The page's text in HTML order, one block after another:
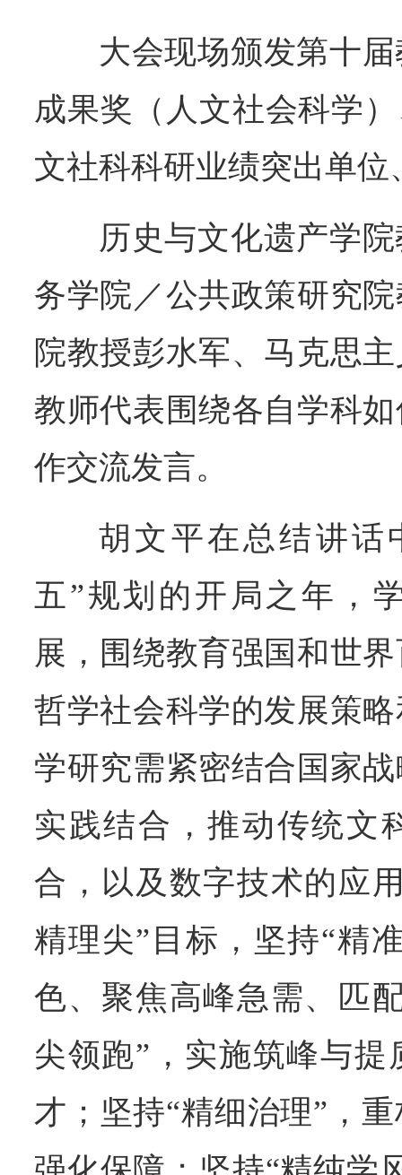
大会现场颁发第十
成果奖（人文社会科学
文社科科研业绩突出单位
历史与文化遗产学
务学院／公共政策研究
院教授彭水军、马克思
教师代表围绕各自学科
作交流发言。
胡文平在总结讲话
五”规划的开局之年，
展，围绕教育强国和世
哲学社会科学的发展策
学研究需紧密结合国家
实践结合，推动传统文
合，以及数字技术的应
精理尖”目标，坚持“精
色、聚焦高峰急需、匹
尖领跑”，实施筑峰与
才；坚持“精细治理”，